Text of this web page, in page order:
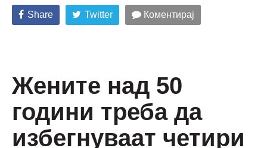
Share Twitter Коментирај
Жените над 50
години треба да
избегнуваат четири